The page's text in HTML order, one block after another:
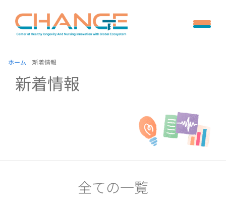
ホーム 新着情報
新着情報
全ての一覧